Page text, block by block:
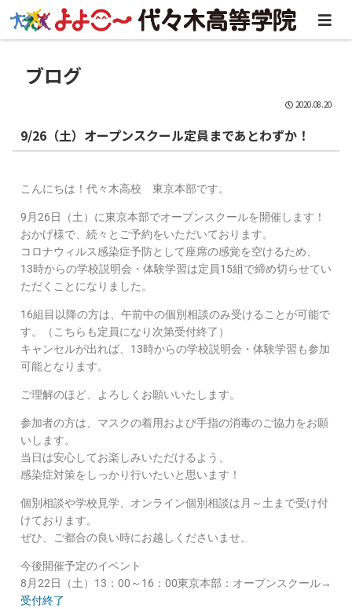
ブログ
2020.08.20
9/26（土）オープンスクール定員まであとわずか！
こんにちは！代々木高校 東京本部です。
9月26日（土）に東京本部でオープンスクールを開催します！
おかげ様で、続々とご予約をいただいております。
コロナウィルス感染症予防として座席の感覚を空けるため、
13時からの学校説明会・体験学習は定員15組で締め切らせてい
ただくことになりました。
16組目以降の方は、午前中の個別相談のみ受けることが可能で
す。（こちらも定員になり次第受付終了）
キャンセルが出れば、13時からの学校説明会・体験学習も参加
可能となります。
ご理解のほど、よろしくお願いいたします。
参加者の方は、マスクの着用および手指の消毒のご協力をお願
いします。
当日は安心してお楽しみいただけるよう、
感染症対策をしっかり行いたいと思います！
個別相談や学校見学、オンライン個別相談は月～土まで受け付
けております。
ぜひ、ご都合の良い時にお越しくださいませ。
今後開催予定のイベント
8月22日（土）13：00～16：00東京本部：オープンスクール→
受付終了